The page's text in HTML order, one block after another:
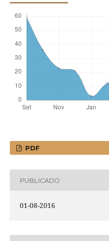
PDF
PUBLICADO
01-08-2016